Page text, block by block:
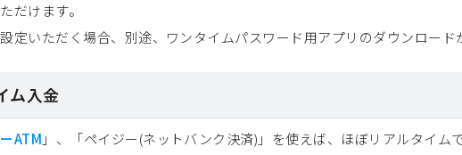
だけます。
定いただく場合、別途、ワンタイムパスワード用アプリのダウンロード
ム入金
ATM 」、「ペイジー(ネットバンク決済)」を使えば、ほぼリアルタイム